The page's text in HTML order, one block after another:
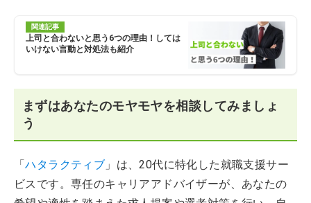
関連記事
上司と合わないと思う6つの理由！しては
いけない言動と対処法も紹介
まずはあなたのモヤモヤを相談してみましょ
う
「ハタラクティブ 」は、20代に特化した就職支援サー
ビスです。専任のキャリアアドバイザーが、あなたの